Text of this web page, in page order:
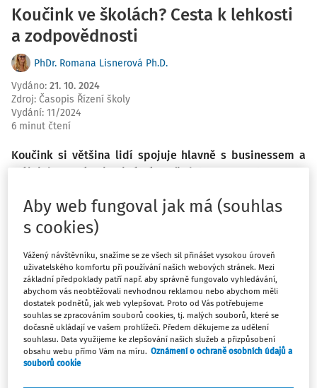
Koučink ve školách? Cesta k lehkosti
a zodpovědnosti
PhDr. Romana Lisnerová Ph.D.
Vydáno: 21. 10. 2024
Zdroj: Časopis Řízení školy
Vydání: 11/2024
6 minut čtení
Koučink si většina lidí spojuje hlavně s businessem a
málokdo má konkrétní představu o tom, co
kouč podporuje druhého člověka (případně skupinu) v
rozvoji. Díky koučování je možné snadněji dosáhnout
cílů, rozvíjet dovednosti, ujasnit si priority, naučit se
pracovat s emocemi a lépe zvládat náročné situace.
Koučink může být přínosný i ve školství, které prochází
velkými změnami. Od pedagogů a vedoucích pracovníků
se dnes očekává mnohem víc než dřív. Musejí vést,
inspirovat a pomáhat žákům, aby objevovali svůj
potenciál. Koučování může být cenným nástrojem, jak
podporovat učitele, vedení škol, ale i samotné studenty
Aby web fungoval jak má (souhlas
s cookies)
Vážený návštěvníku, snažíme se ze všech sil přinášet vysokou úroveň
uživatelského komfortu při používání našich webových stránek. Mezi
základní předpoklady patří např. aby správně fungovalo vyhledávání,
abychom vás neobtěžovali nevhodnou reklamou nebo abychom měli
dostatek podnětů, jak web vylepšovat. Proto od Vás potřebujeme
souhlas se zpracováním souborů cookies, tj. malých souborů, které se
dočasně ukládají ve vašem prohlížeči. Předem děkujeme za udělení
souhlasu. Data využijeme ke zlepšování našich služeb a přizpůsobení
obsahu webu přímo Vám na míru. Oznámení o ochraně osobních údajů a
souborů cookie